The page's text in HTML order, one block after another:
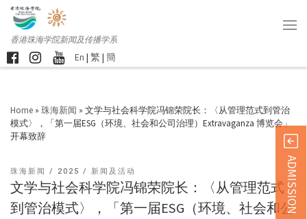
香港珠海学院新闻及传播学系
En | 繁 | 簡
Home » 珠海新闻 » 文学与社会科学院冯锦荣院长：〈从管理范式到管治
模式〉，「第一届ESG（环境、社会和公司治理）Extravaganza 博览会」
开幕致辞
珠海新闻 2025 新闻及活动
文学与社会科学院冯锦荣院长：〈从管理范式
到管治模式〉，「第一届ESG（环境、社会和公
ADMISSION